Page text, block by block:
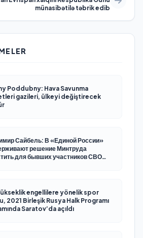
münasibətilə təbrik edib
Poddubny: Hava Savunma
gazileri, ülkeyi değiştirecek
Сайбель: В «Единой России»
решение Минтруда
для бывших участников СВО
engellilere yönelik spor
2021 Birleşik Rusya Halk Programı
Saratov’da açıldı